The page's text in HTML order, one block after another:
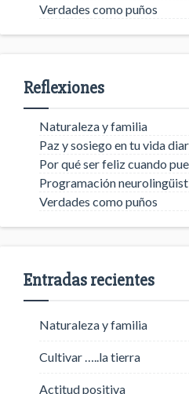
Verdades como puños
Reflexiones
Naturaleza y familia
Paz y sosiego en tu vida
Por qué ser feliz cuando
Programación
Verdades como puños
Entradas recientes
Naturaleza y familia
Cultivar …..la tierra
Actitud positiva